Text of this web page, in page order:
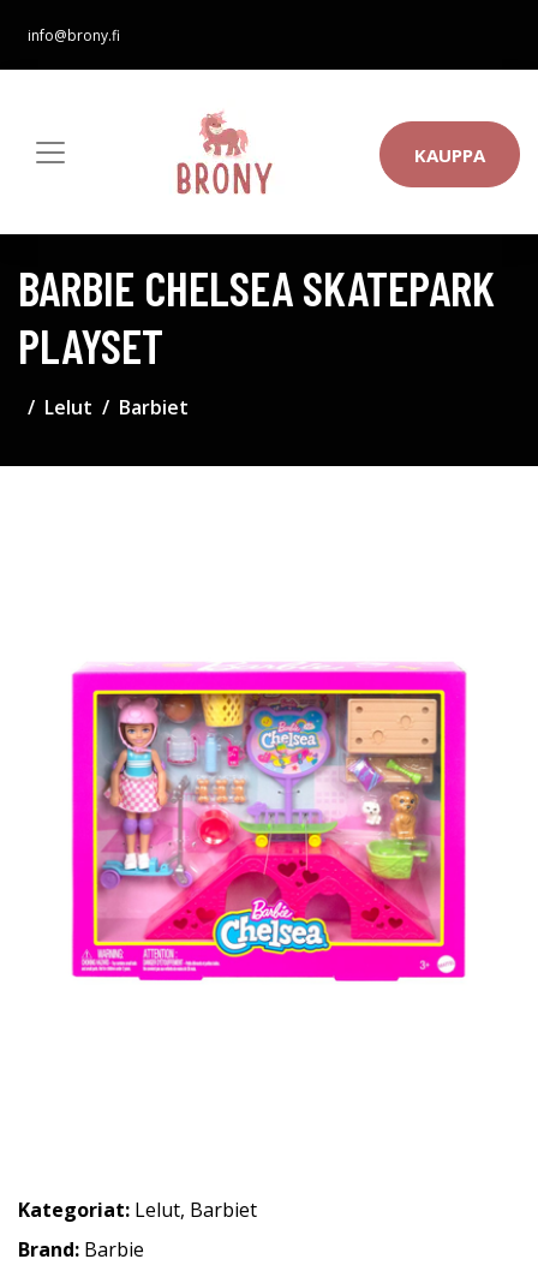
info@brony.fi
KAUPPA
BARBIE CHELSEA SKATEPARK
PLAYSET
Lelut Barbiet
Kategoriat: Lelut, Barbiet
Brand: Barbie